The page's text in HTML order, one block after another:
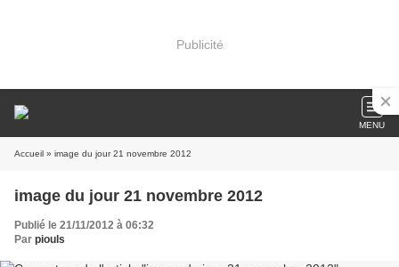
Publicité
MENU
Accueil » image du jour 21 novembre 2012
image du jour 21 novembre 2012
Publié le 21/11/2012 à 06:32
Par piouls